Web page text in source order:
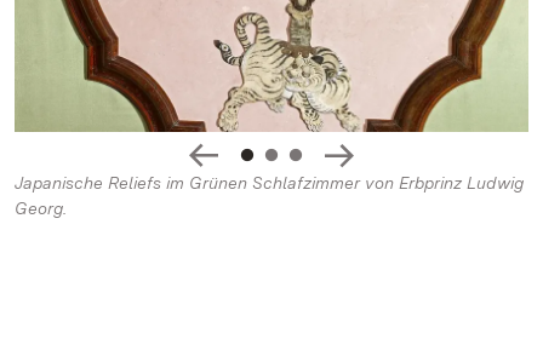
Japanische Reliefs im Grünen Schlafzimmer von Erbprinz Ludwig
Georg.